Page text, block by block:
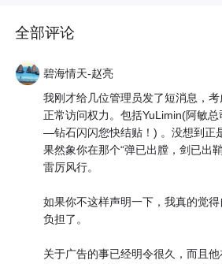
全部评论
碧海情天-赵亮
我刚才给几位管理员发了短消息，
正常访问权力。包括YuLimin(阿敏
—钻石闪闪您快结贴！) 。没想到正
果然象你在那个“弹已出膛，剑已出
雷厉风行。
如果你不这样声明一下，我真的觉
负担了。
关于广告的事已经明令很久，而且